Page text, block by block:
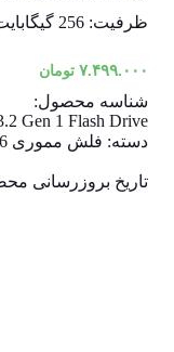
ظرفیت:256 گیگابایت – 256GB
۷.۴۹۹.۰۰۰ تومان
شناسه محصول:
Gen 1 Flash Drive
دسته: فلش مموری 256 گیگ
تاریخ بروزرسانی